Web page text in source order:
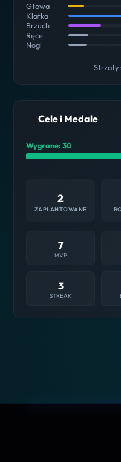
Głowa
Klatka
Brzuch
Ręce
Nogi
Strzały:
Cele i Medale
Wygrane: 30
2
ZAPLANTOWANE
7
MVP
3
STREAK